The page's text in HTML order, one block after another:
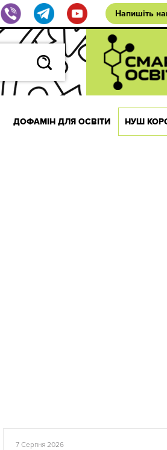
Напишіть
ДОФАМІН ДЛЯ ОСВІТИ НУШ
7 Серпня 2026